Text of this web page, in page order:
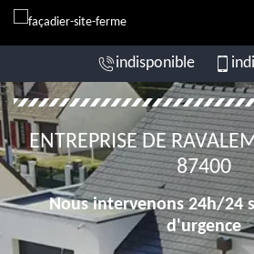
indisponible
ENTREPRISE DE
87400
Nous intervenons 24h/24
d'urgence